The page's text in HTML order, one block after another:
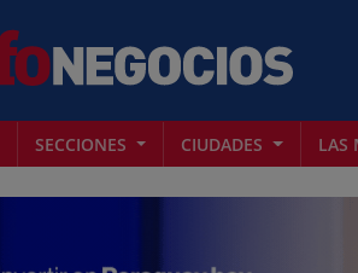
SECCIONES CIUDADES LAS